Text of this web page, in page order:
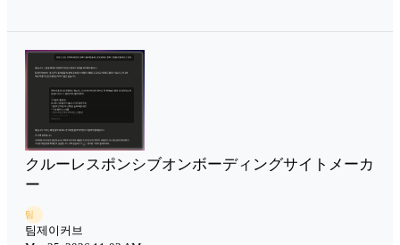
クルーレスポンシブオンボーディングサイトメーカ
ー
팀
팀제이커브